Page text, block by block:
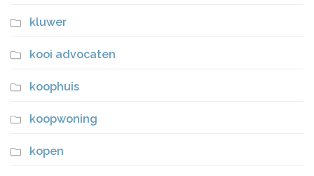
kluwer
kooi advocaten
koophuis
koopwoning
kopen